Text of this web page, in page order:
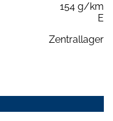
154 g/km
E
Zentrallager